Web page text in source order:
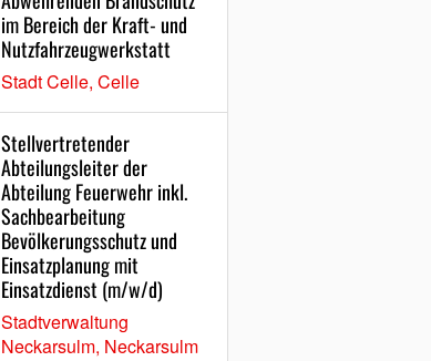
im Bereich der Kraft- und
Nutzfahrzeugwerkstatt
Stadt Celle, Celle
Stellvertretender
Abteilungsleiter der
Abteilung Feuerwehr inkl.
Sachbearbeitung
Bevölkerungsschutz und
Einsatzplanung mit
Einsatzdienst (m/w/d)
Stadtverwaltung
Neckarsulm, Neckarsulm